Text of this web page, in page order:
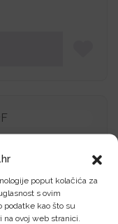
poput kolačića za
s ovim
podatke kao što su
ovoj web stranici.